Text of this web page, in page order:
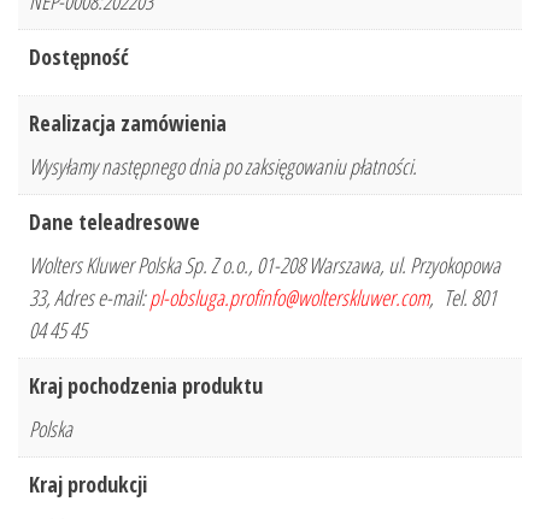
Dostępność
Realizacja zamówienia
Wysyłamy następnego dnia po zaksięgowaniu płatności.
Dane teleadresowe
Wolters Kluwer Polska Sp. Z o.o., 01-208 Warszawa, ul. Przyokopowa
33, Adres e-mail:pl-obsluga.profinfo@wolterskluwer.com, Tel. 801
04 45 45
Kraj pochodzenia produktu
Polska
Kraj produkcji